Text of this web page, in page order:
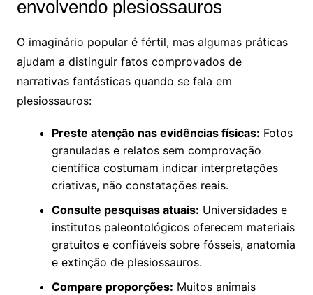
envolvendo plesiossauros
O imaginário popular é fértil, mas algumas práticas
ajudam a distinguir fatos comprovados de
narrativas fantásticas quando se fala em
plesiossauros:
Preste atenção nas evidências físicas: Fotos
granuladas e relatos sem comprovação
científica costumam indicar interpretações
criativas, não constatações reais.
Consulte pesquisas atuais: Universidades e
institutos paleontológicos oferecem materiais
gratuitos e confiáveis sobre fósseis, anatomia
e extinção de plesiossauros.
Compare proporções: Muitos animais